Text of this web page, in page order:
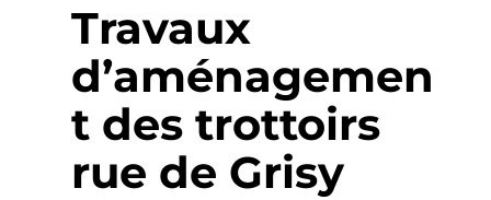
Travaux
d’aménagemen
t des trottoirs
rue de Grisy